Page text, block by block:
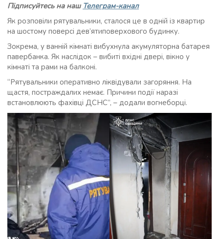
Підписуйтесь на наш Телеграм-канал
Як розповіли рятувальники, сталося це в одній із квартир
на шостому поверсі дев’ятиповерхового будинку.
Зокрема, у ванній кімнаті вибухнула акумуляторна батарея
павербанка. Як наслідок – вибиті вхідні двері, вікно у
кімнаті та рами на балконі.
“Рятувальники оперативно ліквідували загоряння. На
щастя, постраждалих немає. Причини події наразі
встановлюють фахівці ДСНС”, – додали вогнеборці.